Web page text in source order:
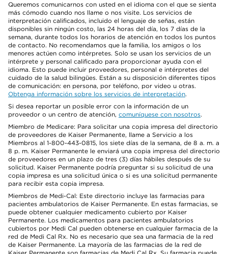
Queremos comunicarnos con usted en el idioma con el que se sienta
más cómodo cuando nos llame o nos visite. Los servicios de
interpretación calificados, incluido el lenguaje de señas, están
disponibles sin ningún costo, las 24 horas del día, los 7 días de la
semana, durante todos los horarios de atención en todos los puntos
de contacto. No recomendamos que la familia, los amigos o los
menores actúen como intérpretes. Solo se usan los servicios de un
intérprete y personal calificado para proporcionar ayuda con el
idioma. Esto puede incluir proveedores, personal e intérpretes del
cuidado de la salud bilingües. Están a su disposición diferentes tipos
de comunicación: en persona, por teléfono, por video u otras.
Obtenga información sobre los servicios de interpretación.
Si desea reportar un posible error con la información de un
proveedor o un centro de atención, comuníquese con nosotros.
Miembro de Medicare: Para solicitar una copia impresa del directorio
de proveedores de Kaiser Permanente, llame a Servicio a los
Miembros al 1-800-443-0815, los siete días de la semana, de 8 a. m. a
8 p. m. Kaiser Permanente le enviará una copia impresa del directorio
de proveedores en un plazo de tres (3) días hábiles después de su
solicitud. Kaiser Permanente podría preguntar si su solicitud de una
copia impresa es una solicitud única o si es una solicitud permanente
para recibir esta copia impresa.
Miembros de Medi-Cal: Este directorio incluye las farmacias para
pacientes ambulatorios de Kaiser Permanente. En estas farmacias, se
puede obtener cualquier medicamento cubierto por Kaiser
Permanente. Los medicamentos para pacientes ambulatorios
cubiertos por Medi Cal pueden obtenerse en cualquier farmacia de la
red de Medi Cal Rx. No es necesario que sea una farmacia de la red
de Kaiser Permanente. La mayoría de las farmacias de la red de